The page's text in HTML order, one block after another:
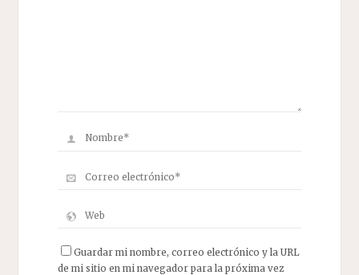
Guardar mi nombre, correo electrónico y la URL
de mi sitio en mi navegador para la próxima vez